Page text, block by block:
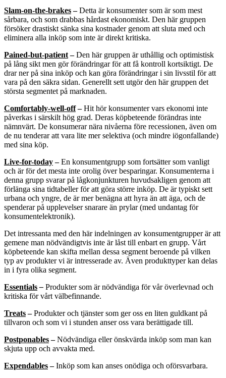
Slam-on-the-brakes–Detta är konsumenter som är som mest
sårbara, och som drabbas hårdast ekonomiskt. Den här gruppen
försöker drastiskt sänka sina kostnader genom att sluta med och
eliminera alla inköp som inte är direkt kritiska.
Pained-but-patient–Den här gruppen är uthållig och optimistisk
på lång sikt men gör förändringar för att få kontroll kortsiktigt. De
drar ner på sina inköp och kan göra förändringar i sin livsstil för att
vara på den säkra sidan. Generellt sett utgör den här gruppen det
största segmentet på marknaden.
Comfortably-well-off–Hit hör konsumenter vars ekonomi inte
påverkas i särskilt hög grad. Deras köpbeteende förändras inte
nämnvärt. De konsumerar nära nivåerna före recessionen, även om
de nu tenderar att vara lite mer selektiva (och mindre iögonfallande)
med sina köp.
Live-for-today–En konsumentgrupp som fortsätter som vanligt
och är för det mesta inte orolig över besparingar. Konsumenterna i
denna grupp svarar på lågkonjunkturen huvudsakligen genom att
förlänga sina tidtabeller för att göra större inköp. De är typiskt sett
urbana och yngre, de är mer benägna att hyra än att äga, och de
spenderar på upplevelser snarare än prylar (med undantag för
konsumentelektronik).
Det intressanta med den här indelningen av konsumentgrupper är att
gemene man nödvändigtvis inte är låst till enbart en grupp. Vårt
köpbeteende kan skifta mellan dessa segment beroende på vilken
typ av produkter vi är intresserade av. Även produkttyper kan delas
in i fyra olika segment.
Essentials– Produkter som är nödvändiga för vår överlevnad och
kritiska för vårt välbefinnande.
Treats–Produkter och tjänster som ger oss en liten guldkant på
tillvaron och som vi i stunden anser oss vara berättigade till.
Postponables–Nödvändiga eller önskvärda inköp som man kan
skjuta upp och avvakta med.
Expendables–Inköp som kan anses onödiga och oförsvarbara.